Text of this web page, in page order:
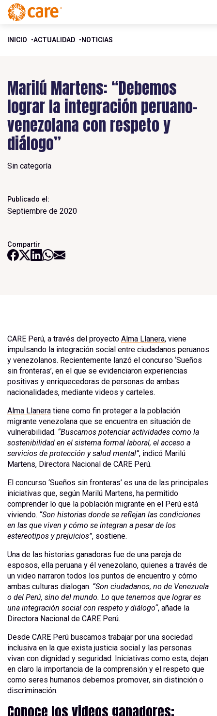
INICIO ACTUALIDAD NOTICIAS
Marilú Martens: “Debemos
lograr la integración peruano-
venezolana con respeto y
diálogo”
Sin categoría
Publicado el:
Septiembre de 2020
Compartir
CARE Perú, a través del proyecto Alma Llanera, viene
impulsando la integración social entre ciudadanos peruanos
y venezolanos. Recientemente lanzó el concurso ‘Sueños
sin fronteras’, en el que se evidenciaron experiencias
positivas y enriquecedoras de personas de ambas
nacionalidades, mediante videos y carteles.
Alma Llanera tiene como fin proteger a la población
migrante venezolana que se encuentra en situación de
vulnerabilidad. “Buscamos potenciar actividades como la
sostenibilidad en el sistema formal laboral, el acceso a
servicios de protección y salud mental”, indicó Marilú
Martens, Directora Nacional de CARE Perú.
El concurso ‘Sueños sin fronteras’ es una de las principales
iniciativas que, según Marilú Martens, ha permitido
comprender lo que la población migrante en el Perú está
viviendo. “Son historias donde se reflejan las condiciones
en las que viven y cómo se integran a pesar de los
estereotipos y prejuicios”, sostiene.
Una de las historias ganadoras fue de una pareja de
esposos, ella peruana y él venezolano, quienes a través de
un video narraron todos los puntos de encuentro y cómo
ambas culturas dialogan. “Son ciudadanos, no de Venezuela
o del Perú, sino del mundo. Lo que tenemos que lograr es
una integración social con respeto y diálogo“, añade la
Directora Nacional de CARE Perú.
Desde CARE Perú buscamos trabajar por una sociedad
inclusiva en la que exista justicia social y las personas
vivan con dignidad y seguridad. Iniciativas como esta, dejan
en claro la importancia de la comprensión y el respeto que
como seres humanos debemos promover, sin distinción o
discriminación.
Conoce los videos ganadores: